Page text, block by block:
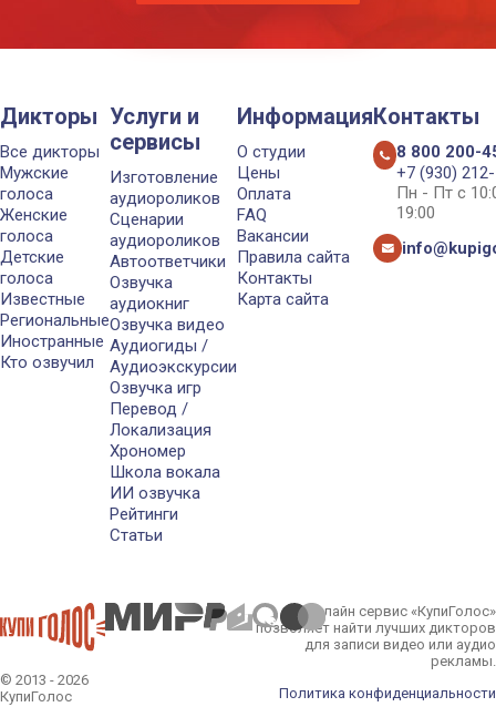
Дикторы
Все дикторы
Мужские
голоса
Женские
голоса
Детские
голоса
Известные
Региональные
Иностранные
Кто озвучил
Услуги и
сервисы
Изготовление
аудиороликов
Сценарии
аудиороликов
Автоответчики
Озвучка
аудиокниг
Озвучка видео
Аудиогиды /
Аудиоэкскурсии
Озвучка игр
Перевод /
Локализация
Хрономер
Школа вокала
ИИ озвучка
Рейтинги
Статьи
Информация
О студии
Цены
Оплата
FAQ
Вакансии
Правила сайта
Контакты
Карта сайта
Контакты
8 800 200-
+7 (930)
Пн - Пт с
19:00
© 2013 - 2026
КупиГолос
Онлайн сервис «КупиГолос»
позволяет найти лучших дикторов
для записи видео или аудио
рекламы.
Политика конфиденциальности